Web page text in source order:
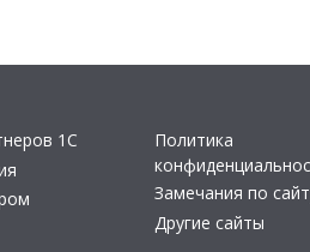
1С
Политика
Замечания по
Другие сайты